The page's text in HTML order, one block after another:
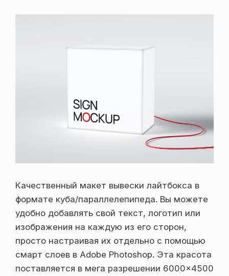
Качественный макет вывески лайтбокса в
формате куба/параллелепипеда. Вы можете
удобно добавлять свой текст, логотип или
изображения на каждую из его сторон,
просто настраивая их отдельно с помощью
смарт слоев в Adobe Photoshop. Эта красота
поставляется в мега разрешении 6000×4500